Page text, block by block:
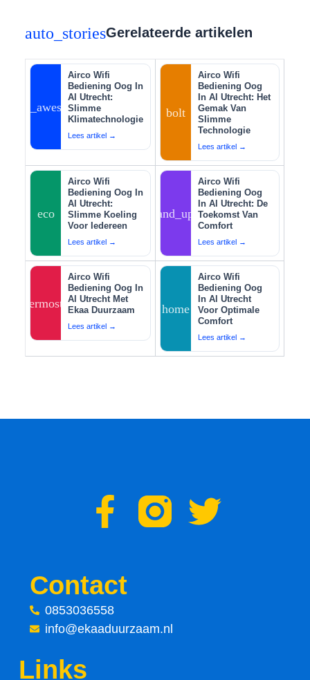
auto_storiesGerelateerde artikelen
auto_awesome
Airco Wifi
Bediening Oog In
Al Utrecht:
Slimme
Klimatechnologie
Lees artikel →
bolt
Airco Wifi
Bediening Oog
In Al Utrecht: Het
Gemak Van
Slimme
Technologie
Lees artikel →
eco
Airco Wifi
Bediening Oog In
Al Utrecht:
Slimme Koeling
Voor Iedereen
Lees artikel →
tips_and_updates
Airco Wifi
Bediening Oog
In Al Utrecht: De
Toekomst Van
Comfort
Lees artikel →
thermostat
Airco Wifi
Bediening Oog In
Al Utrecht Met
Ekaa Duurzaam
Lees artikel →
home
Airco Wifi
Bediening Oog
In Al Utrecht
Voor Optimale
Comfort
Lees artikel →
F
c
e
b
T
Contact
0853036558
info@ekaaduurzaam.nl
Links